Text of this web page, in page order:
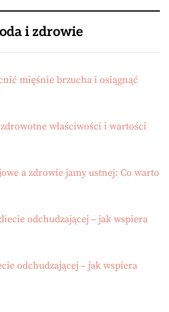
i zdrowie
mięśnie brzucha i osiągnąć
właściwości i wartości
a zdrowie jamy ustnej: Co warto
odchudzającej – jak wspiera
odchudzającej – jak wspiera